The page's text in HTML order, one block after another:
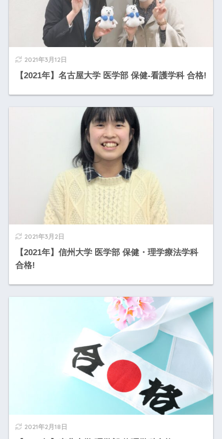
2021年3月12日
【2021年】名古屋大学 医学部 保健-看護学科 合格!
2021年3月2日
【2021年】信州大学 医学部 保健・理学療法学科
合格!
2021年2月18日